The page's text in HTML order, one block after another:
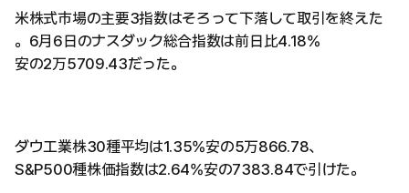
米株式市場の主要3指数はそろって下落して取引を終えた
。6月6日のナスダック総合指数は前日比4.18%
安の2万5709.43だった。
ダウ工業株30種平均は1.35%安の5万866.78、
S&P500種株価指数は2.64%安の7383.84で引けた。